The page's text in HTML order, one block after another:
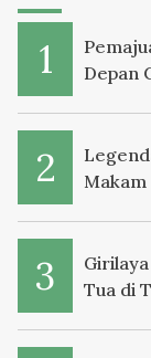
Depan
Makam
Tua di